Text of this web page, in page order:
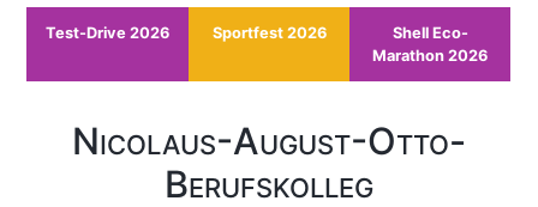
Test-Drive 2026 Sportfest 2026
Shell Eco-
Marathon 2026
Nicolaus-August-Otto-
Berufskolleg